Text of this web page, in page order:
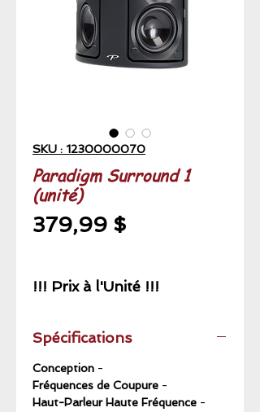
SKU : 1230000070
Paradigm Surround 1
(unité)
379,99 $
!!! Prix à l'Unité !!!
Spécifications
Conception -
Fréquences de Coupure -
Haut-Parleur Haute Fréquence -